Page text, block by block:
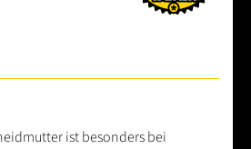
ist besonders bei